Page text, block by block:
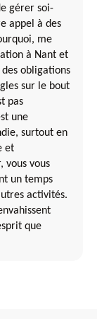
gérer soi-
appel à des
me
à Nant et
obligations
sur le bout
pas
une
surtout en
et
vous vous
un temps
activités.
que